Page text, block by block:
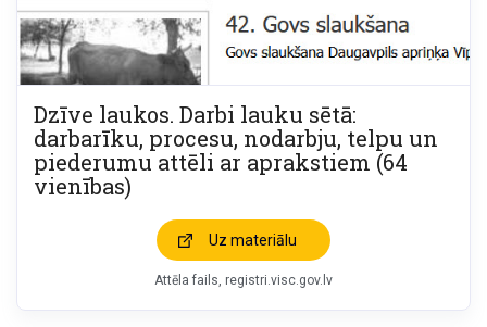
Dzīve laukos. Darbi lauku sētā:
darbarīku, procesu, nodarbju, telpu un
piederumu attēli ar aprakstiem (64
vienības)
Uz materiālu
Attēla fails registri.visc.gov.lv